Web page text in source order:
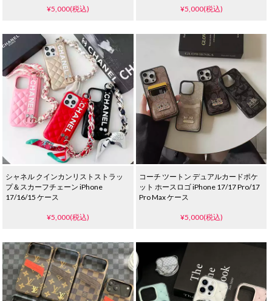
¥5,000(税込) ¥5,000(税込)
シャネル クインカンリストストラッ
プ＆スカーフチェーン iPhone
17/16/15 ケース
¥5,000(税込)
コーチ ツートン デュアルカードポケ
ット ホースロゴ iPhone 17/17 Pro/17
Pro Max ケース
¥5,000(税込)